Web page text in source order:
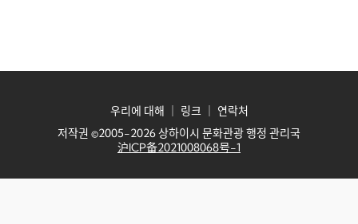
우리에 대해 링크｜ 연락처
저작권 ©2005-2026 상하이시 문화관광 행정 관리국
沪ICP备2021008068号-1